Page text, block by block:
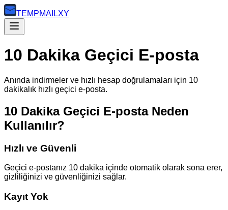
TEMPMAILXY
10 Dakika Geçici E-posta
Anında indirmeler ve hızlı hesap doğrulamaları için 10
dakikalık hızlı geçici e-posta.
10 Dakika Geçici E-posta Neden
Kullanılır?
Hızlı ve Güvenli
Geçici e-postanız 10 dakika içinde otomatik olarak sona erer,
gizliliğinizi ve güvenliğinizi sağlar.
Kayıt Yok